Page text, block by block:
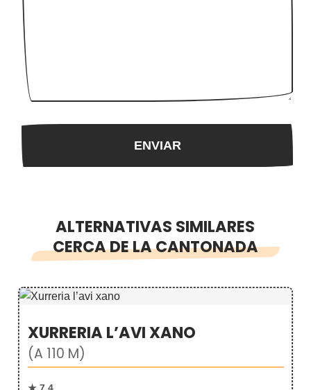
ALTERNATIVAS SIMILARES
CERCA DE LA CANTONADA
XURRERIA L’AVI XANO
(A 110 M)